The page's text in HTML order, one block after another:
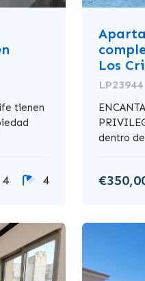
tienen
4 4
Los
LP23944
dentro